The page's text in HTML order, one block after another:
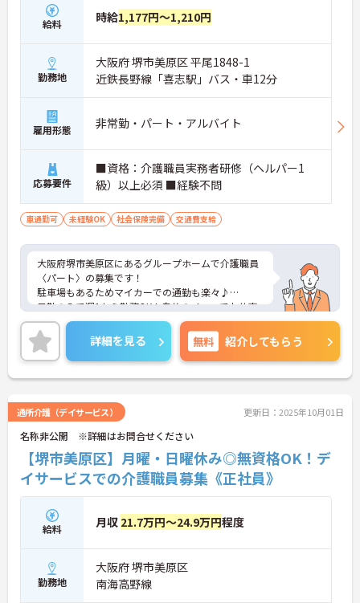
給料 時給1,177円～1,210円
勤務地
大阪府 堺市美原区 平尾1848-1
近鉄長野線「喜志駅」バス・車12分
雇用形態 非常勤・パート・アルバイト
応募要件
■資格：介護職員実務者研修（ヘルパー1
級）以上必須 ■経験不問
車通勤可 未経験OK 社会保険完備 交通費支給
大阪府堺市美原区にあるグループホームで介護職員
〈パート〉の募集です！
駐車場もあるためマイカーでの通勤も楽々♪
日勤のみで週1から勤務OK！自分のペースでお仕事
ができます◎
しっかりとしたフォロー体制で、経験に関わらず安
心してスタートできます。
こちらの求人にご興味がございましたら面接のポイ
ントもお伝えしますので是非ご応募お待ちしており
詳細を見る 無料 紹介してもらう
通所介護（デイサービス） 更新日：2025年10月01日
名称非公開 ※詳細はお問合せください
【堺市美原区】月曜・日曜休み◎無資格OK！デ
イサービスでの介護職員募集《正社員》
給料 月収 21.7万円～24.9万円程度
勤務地
大阪府 堺市美原区
南海高野線